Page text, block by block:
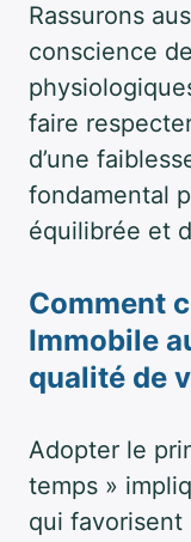
Rassurons
conscience
faire
d’une
fondamental
équilibrée et
Comment
Immobile
qualité de
Adopter le
temps »
qui favorisent